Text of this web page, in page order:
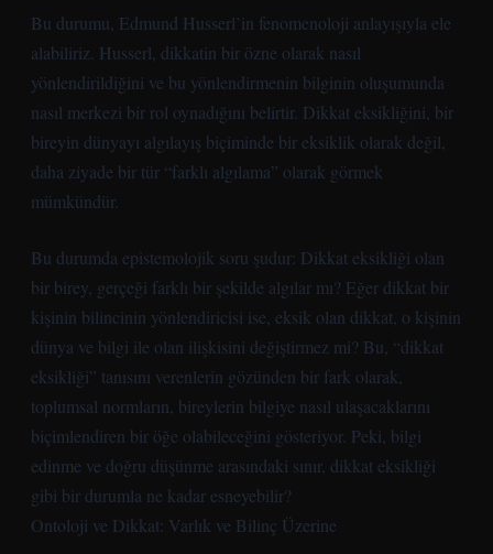
Bu durumu, Edmund Husserl’in fenomenoloji anlayışıyla ele
alabiliriz. Husserl, dikkatin bir özne olarak nasıl
yönlendirildiğini ve bu yönlendirmenin bilginin oluşumunda
nasıl merkezi bir rol oynadığını belirtir. Dikkat eksikliğini, bir
bireyin dünyayı algılayış biçiminde bir eksiklik olarak değil,
daha ziyade bir tür “farklı algılama” olarak görmek
mümkündür.
Bu durumda epistemolojik soru şudur: Dikkat eksikliği olan
bir birey, gerçeği farklı bir şekilde algılar mı? Eğer dikkat bir
kişinin bilincinin yönlendiricisi ise, eksik olan dikkat, o kişinin
dünya ve bilgi ile olan ilişkisini değiştirmez mi? Bu, “dikkat
eksikliği” tanısını verenlerin gözünden bir fark olarak,
toplumsal normların, bireylerin bilgiye nasıl ulaşacaklarını
biçimlendiren bir öğe olabileceğini gösteriyor. Peki, bilgi
edinme ve doğru düşünme arasındaki sınır, dikkat eksikliği
gibi bir durumla ne kadar esneyebilir?
Ontoloji ve Dikkat: Varlık ve Bilinç Üzerine